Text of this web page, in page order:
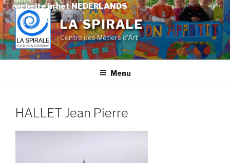
website in het NEDERLANDS
Skip
to
content
LA SPIRALE
Centre des Métiers d'Art
Menu
HALLET Jean Pierre